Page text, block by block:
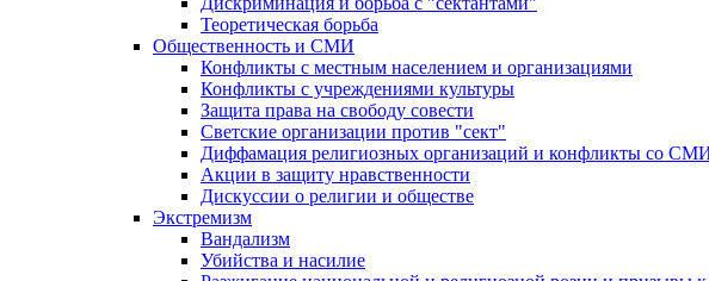
Теоретическая борьба
Общественность и СМИ
Конфликты с местным населением и организациями
Конфликты с учреждениями культуры
Защита права на свободу совести
Светские организации против "сект"
Диффамация религиозных организаций и конфликты со
Акции в защиту нравственности
Дискуссии о религии и обществе
Экстремизм
Вандализм
Убийства и насилие